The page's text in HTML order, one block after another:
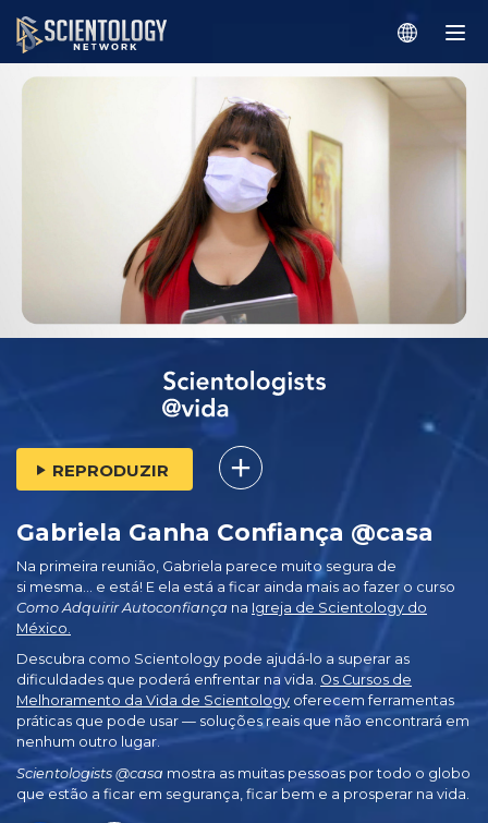
REPRODUZIR
Gabriela Ganha Confiança @casa
Na primeira reunião, Gabriela parece muito segura de
si mesma… e está! E ela está a ficar ainda mais ao fazer o curso
Como Adquirir Autoconfiança na Igreja de Scientology do
México.
Descubra como Scientology pode ajudá‑lo a superar as
dificuldades que poderá enfrentar na vida. Os Cursos de
Melhoramento da Vida de Scientology oferecem ferramentas
práticas que pode usar — soluções reais que não encontrará em
nenhum outro lugar.
Scientologists @casa mostra as muitas pessoas por todo o globo
que estão a ficar em segurança, ficar bem e a prosperar na vida.